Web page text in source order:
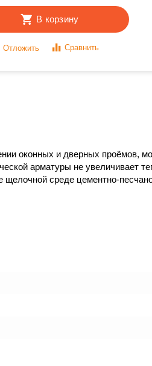
В корзину
Отложить Сравнить
оконных и дверных проёмов,
арматуры не увеличивает
среде цементно-